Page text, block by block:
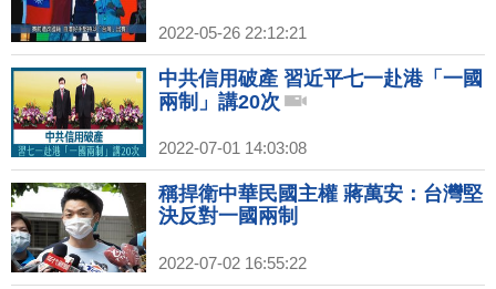
2022-05-26 22:12:21
中共信用破產 習近平七一赴港「一國
兩制」講20次
2022-07-01 14:03:08
稱捍衛中華民國主權 蔣萬安：台灣堅
決反對一國兩制
2022-07-02 16:55:22